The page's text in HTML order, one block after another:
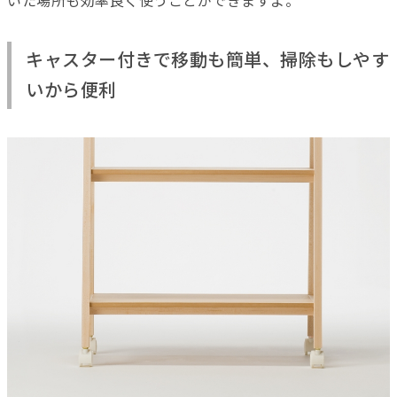
キャスター付きで移動も簡単、掃除もしやす
いから便利